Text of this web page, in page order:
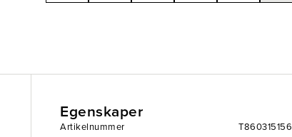
Egenskaper
Artikelnummer
T860315156